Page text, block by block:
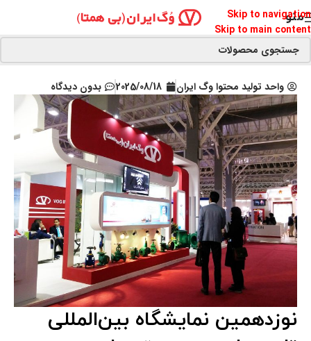
Skip to navigation
Skip to main content
منو
واحد تولید محتوا وگ ایران 2025/08/18 بدون دیدگاه
نوزدهمین نمایشگاه بین‌المللی